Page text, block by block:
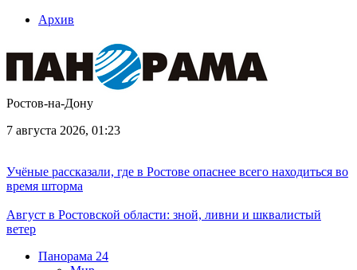
Архив
Ростов-на-Дону
7 августа 2026, 01:23
Учёные рассказали, где в Ростове опаснее всего находиться во
время шторма
Август в Ростовской области: зной, ливни и шквалистый
ветер
Панорама 24